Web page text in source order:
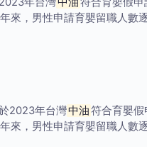
來，男性申請育嬰留職人數
2023年台灣中油符合育嬰
來，男性申請育嬰留職人數